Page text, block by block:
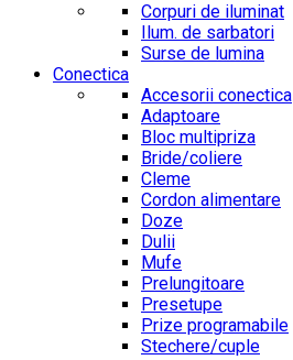
Corpuri de iluminat
Ilum. de sarbatori
Surse de lumina
Conectica
Accesorii conectica
Adaptoare
Bloc multipriza
Bride/coliere
Cleme
Cordon alimentare
Doze
Dulii
Mufe
Prelungitoare
Presetupe
Prize programabile
Stechere/cuple